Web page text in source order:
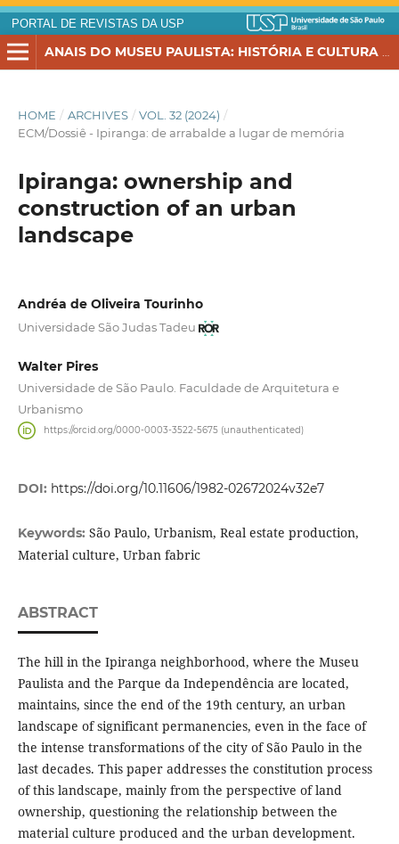
PORTAL DE REVISTAS DA USP
HOME / ARCHIVES / VOL. 32 (2024) /
ECM/Dossiê - Ipiranga: de arrabalde a lugar de memória
Ipiranga: ownership and
construction of an urban
landscape
Andréa de Oliveira Tourinho
Universidade São Judas Tadeu
Walter Pires
Universidade de São Paulo. Faculdade de Arquitetura e
Urbanismo
https://orcid.org/0000-0003-3522-5675 (unauthenticated)
DOI: https://doi.org/10.11606/1982-02672024v32e7
Keywords: São Paulo, Urbanism, Real estate production,
Material culture, Urban fabric
ABSTRACT
The hill in the Ipiranga neighborhood, where the Museu
Paulista and the Parque da Independência are located,
maintains, since the end of the 19th century, an urban
landscape of significant permanencies, even in the face of
the intense transformations of the city of São Paulo in the
last decades. This paper addresses the constitution process
of this landscape, mainly from the perspective of land
ownership, questioning the relationship between the
material culture produced and the urban development.